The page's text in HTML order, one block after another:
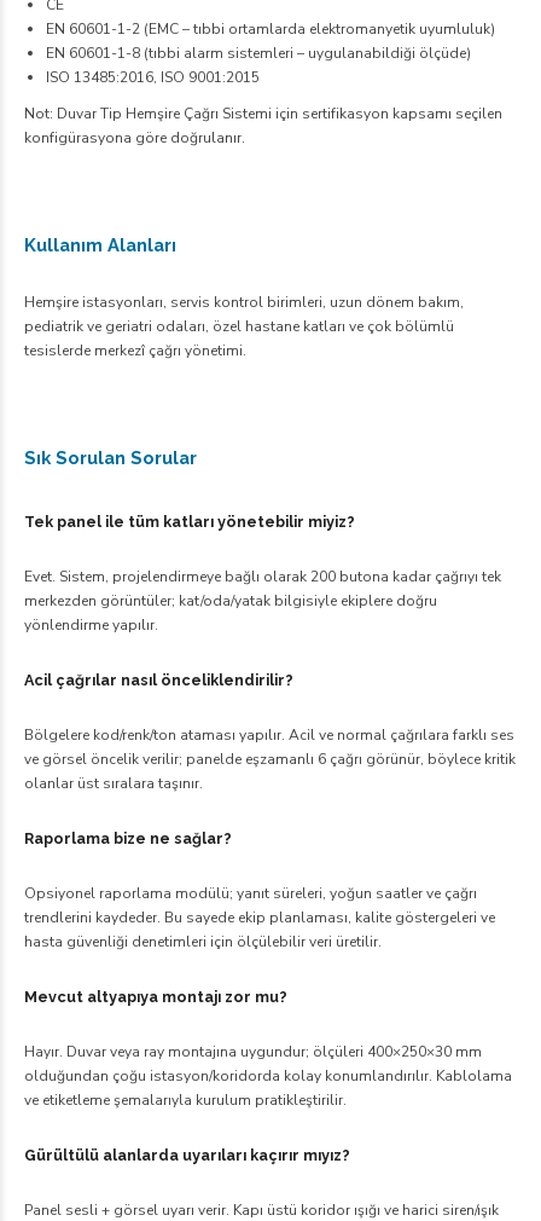
CE
EN 60601-1-2 (EMC – tıbbi ortamlarda elektromanyetik uyumluluk)
EN 60601-1-8 (tıbbi alarm sistemleri – uygulanabildiği ölçüde)
ISO 13485:2016, ISO 9001:2015
Not: Duvar Tip Hemşire Çağrı Sistemi için sertifikasyon kapsamı seçilen
konfigürasyona göre doğrulanır.
Kullanım Alanları
Hemşire istasyonları, servis kontrol birimleri, uzun dönem bakım,
pediatrik ve geriatri odaları, özel hastane katları ve çok bölümlü
tesislerde merkezî çağrı yönetimi.
Sık Sorulan Sorular
Tek panel ile tüm katları yönetebilir miyiz?
Evet. Sistem, projelendirmeye bağlı olarak 200 butona kadar çağrıyı tek
merkezden görüntüler; kat/oda/yatak bilgisiyle ekiplere doğru
yönlendirme yapılır.
Acil çağrılar nasıl önceliklendirilir?
Bölgelere kod/renk/ton ataması yapılır. Acil ve normal çağrılara farklı ses
ve görsel öncelik verilir; panelde eşzamanlı 6 çağrı görünür, böylece kritik
olanlar üst sıralara taşınır.
Raporlama bize ne sağlar?
Opsiyonel raporlama modülü; yanıt süreleri, yoğun saatler ve çağrı
trendlerini kaydeder. Bu sayede ekip planlaması, kalite göstergeleri ve
hasta güvenliği denetimleri için ölçülebilir veri üretilir.
Mevcut altyapıya montajı zor mu?
Hayır. Duvar veya ray montajına uygundur; ölçüleri 400×250×30 mm
olduğundan çoğu istasyon/koridorda kolay konumlandırılır. Kablolama
ve etiketleme şemalarıyla kurulum pratikleştirilir.
Gürültülü alanlarda uyarıları kaçırır mıyız?
Panel sesli + görsel uyarı verir. Kapı üstü koridor ışığı ve harici siren/ışık